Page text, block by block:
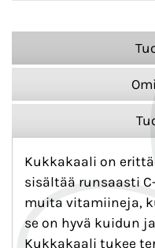
Kukkakaali on
sisältää runsaasti
muita vitamiineja,
se on hyvä kuidun
Kukkakaali tukee